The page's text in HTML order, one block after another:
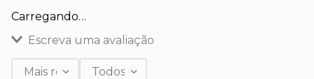
Carregando…
Escreva uma avaliação
Mais recentesTodos